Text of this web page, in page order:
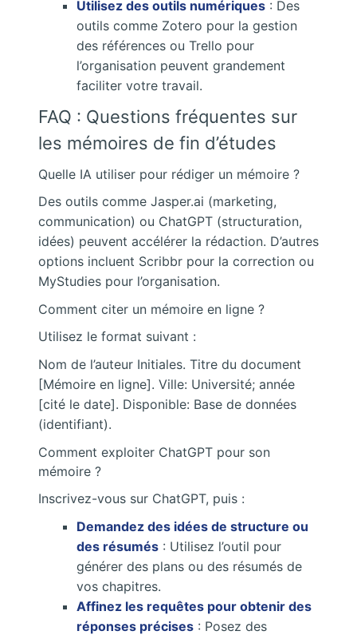
Utilisez des outils numériques : Des
outils comme Zotero pour la gestion
des références ou Trello pour
l’organisation peuvent grandement
faciliter votre travail.
FAQ : Questions fréquentes sur
les mémoires de fin d’études
Quelle IA utiliser pour rédiger un mémoire ?
Des outils comme Jasper.ai (marketing,
communication) ou ChatGPT (structuration,
idées) peuvent accélérer la rédaction. D’autres
options incluent Scribbr pour la correction ou
MyStudies pour l’organisation.
Comment citer un mémoire en ligne ?
Utilisez le format suivant :
Nom de l’auteur Initiales. Titre du document
[Mémoire en ligne]. Ville: Université; année
[cité le date]. Disponible: Base de données
(identifiant).
Comment exploiter ChatGPT pour son
mémoire ?
Inscrivez-vous sur ChatGPT, puis :
Demandez des idées de structure ou
des résumés : Utilisez l’outil pour
générer des plans ou des résumés de
vos chapitres.
Affinez les requêtes pour obtenir des
réponses précises : Posez des